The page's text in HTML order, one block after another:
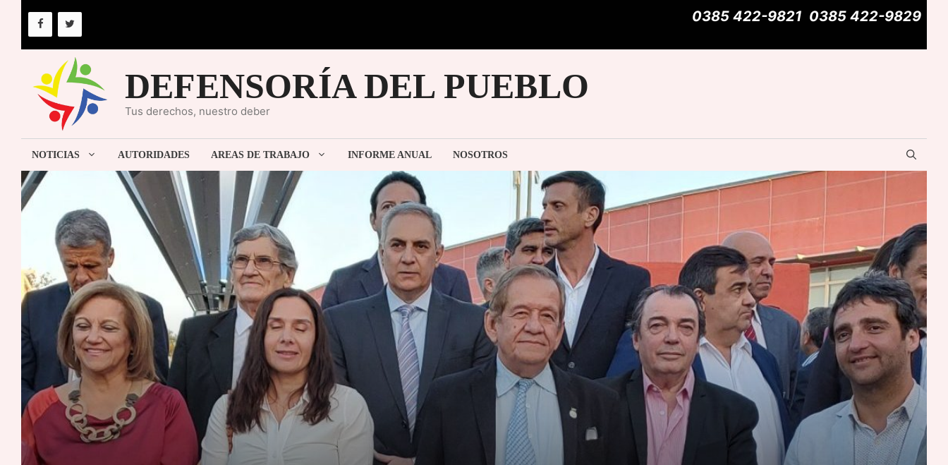
0385 422-9821 0385 422-9829
DEFENSORÍA DEL PUEBLO
Tus derechos, nuestro deber
NOTICIAS AUTORIDADES AREAS DE TRABAJO INFORME ANUAL NOSOTROS